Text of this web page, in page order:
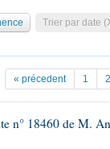
loi
et chiffres clés
référence
Règlement de
d'accès
Trier par date
« précedent 1 2
n° 18460 de M.